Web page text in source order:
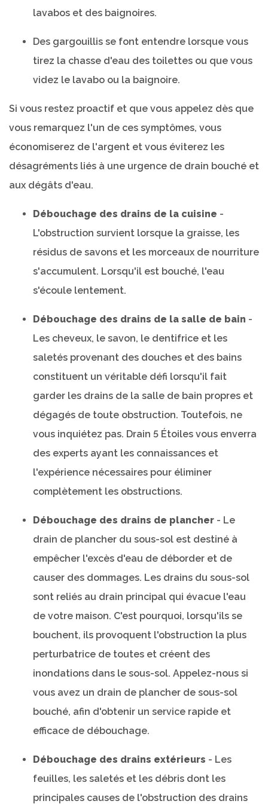
lavabos et des baignoires.
Des gargouillis se font entendre lorsque vous
tirez la chasse d'eau des toilettes ou que vous
videz le lavabo ou la baignoire.
Si vous restez proactif et que vous appelez dès que
vous remarquez l'un de ces symptômes, vous
économiserez de l'argent et vous éviterez les
désagréments liés à une urgence de drain bouché et
aux dégâts d'eau.
Débouchage des drains de la cuisine -
L'obstruction survient lorsque la graisse, les
résidus de savons et les morceaux de nourriture
s'accumulent. Lorsqu'il est bouché, l'eau
s'écoule lentement.
Débouchage des drains de la salle de bain -
Les cheveux, le savon, le dentifrice et les
saletés provenant des douches et des bains
constituent un véritable défi lorsqu'il fait
garder les drains de la salle de bain propres et
dégagés de toute obstruction. Toutefois, ne
vous inquiétez pas. Drain 5 Étoiles vous enverra
des experts ayant les connaissances et
l'expérience nécessaires pour éliminer
complètement les obstructions.
Débouchage des drains de plancher - Le
drain de plancher du sous-sol est destiné à
empêcher l'excès d'eau de déborder et de
causer des dommages. Les drains du sous-sol
sont reliés au drain principal qui évacue l'eau
de votre maison. C'est pourquoi, lorsqu'ils se
bouchent, ils provoquent l'obstruction la plus
perturbatrice de toutes et créent des
inondations dans le sous-sol. Appelez-nous si
vous avez un drain de plancher de sous-sol
bouché, afin d'obtenir un service rapide et
efficace de débouchage.
Débouchage des drains extérieurs - Les
feuilles, les saletés et les débris dont les
principales causes de l'obstruction des drains